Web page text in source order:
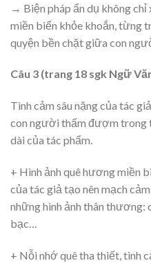
→ Biện pháp ẩn dụ không
miền biển khỏe khoắn, từng
quyện bền chặt giữa con
Câu 3 (trang 18 sgk Ngữ
Tình cảm sâu nặng của tác
con người thấm đượm trong
dài của tác phẩm.
+ Hình ảnh quê hương miền
của tác giả tạo nên mạch
những hình ảnh thân thương:
bạc…
+ Nỗi nhớ quê tha thiết, tình